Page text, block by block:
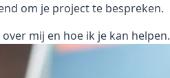
om je project te bespreken.
mij en hoe ik je kan helpen.